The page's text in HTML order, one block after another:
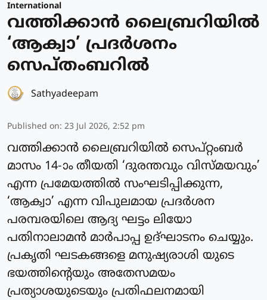
International
വത്തിക്കാന്‍ ലൈബ്രറിയില്‍
‘ആക്വാ’ പ്രദര്‍ശനം
സെപ്തംബറില്‍
Sathyadeepam
Published on: 23 Jul 2026, 2:52 pm
വത്തിക്കാന്‍ ലൈബ്രറിയില്‍ സെപ്റ്റംബര്‍
മാസം 14-ാം തീയതി ‘ദുരന്തവും വിസ്മയവും’
എന്ന പ്രമേയത്തില്‍ സംഘടിപ്പിക്കുന്ന,
‘ആക്വാ’ എന്ന വിപുലമായ പ്രദര്‍ശന
പരമ്പരയിലെ ആദ്യ ഘട്ടം ലിയോ
പതിനാലാമന്‍ മാര്‍പാപ്പ ഉദ്ഘാടനം ചെയ്യും.
പ്രകൃതി ഘടകങ്ങളെ മനുഷ്യരാശി യുടെ
ഭയത്തിന്റെയും അതേസമയം
പ്രത്യാശയുടെയും പ്രതിഫലനമായി